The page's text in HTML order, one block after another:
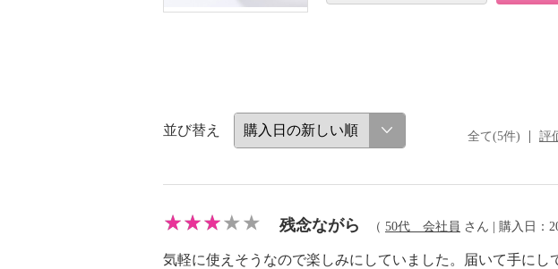
並び替え 全て(5件) 評
残念ながら （ 50代 会社員 さん | 購入日：
気軽に使えそうなので楽しみにしていました。届いて手に